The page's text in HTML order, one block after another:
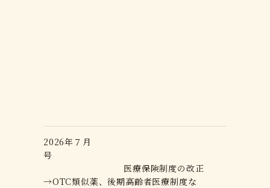
2026年７月
号
医療保険制度の改正
→OTC類似薬、後期高齢者医療制度な